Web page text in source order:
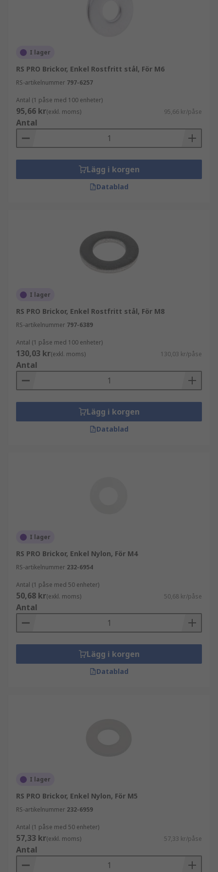
I lager
RS PRO Brickor, Enkel Rostfritt stål, För M6
RS-artikelnummer 797-6257
Antal (1 påse med 100 enheter)
95,66 kr(exkl. moms) 95,66 kr/påse
Antal
Lägg i korgen
Datablad
I lager
RS PRO Brickor, Enkel Rostfritt stål, För M8
RS-artikelnummer 797-6389
Antal (1 påse med 100 enheter)
130,03 kr(exkl. moms) 130,03 kr/påse
Antal
Lägg i korgen
Datablad
I lager
RS PRO Brickor, Enkel Nylon, För M4
RS-artikelnummer 232-6954
Antal (1 påse med 50 enheter)
50,68 kr(exkl. moms) 50,68 kr/påse
Antal
Lägg i korgen
Datablad
I lager
RS PRO Brickor, Enkel Nylon, För M5
RS-artikelnummer 232-6959
Antal (1 påse med 50 enheter)
57,33 kr(exkl. moms) 57,33 kr/påse
Antal